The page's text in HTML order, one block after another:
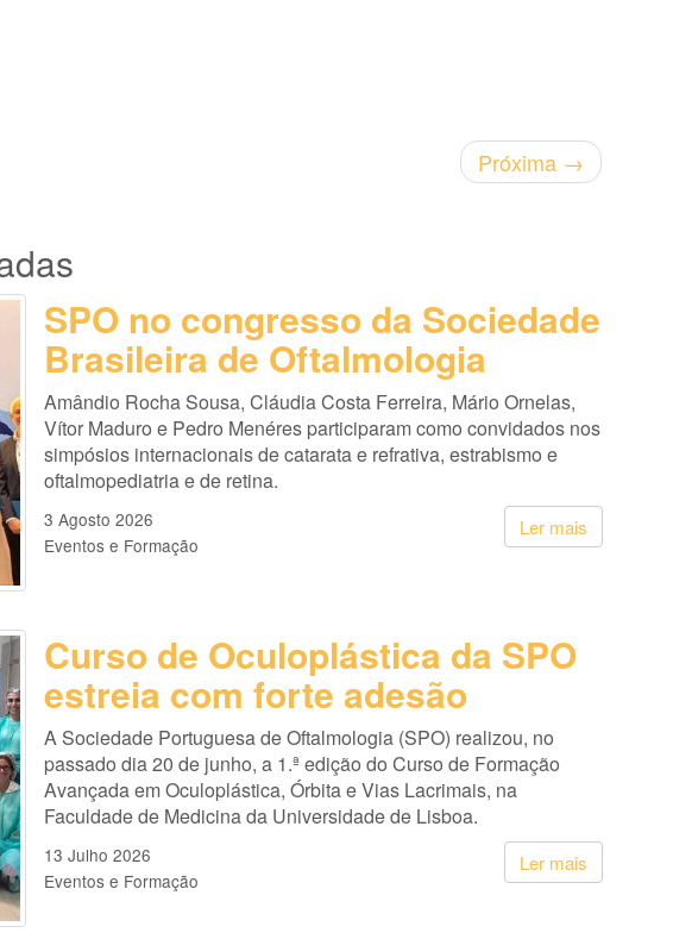
Próxima →
SPO no congresso da Sociedade
Brasileira de Oftalmologia
Amândio Rocha Sousa, Cláudia Costa Ferreira, Mário Ornelas,
Vítor Maduro e Pedro Menéres participaram como convidados nos
simpósios internacionais de catarata e refrativa, estrabismo e
oftalmopediatria e de retina.
Ler mais
3 Agosto 2026
Eventos e Formação
Curso de Oculoplástica da SPO
estreia com forte adesão
A Sociedade Portuguesa de Oftalmologia (SPO) realizou, no
passado dia 20 de junho, a 1.ª edição do Curso de Formação
Avançada em Oculoplástica, Órbita e Vias Lacrimais, na
Faculdade de Medicina da Universidade de Lisboa.
Ler mais
13 Julho 2026
Eventos e Formação